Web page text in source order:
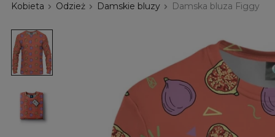
Kobieta Odzież Damskie bluzy Damska bluza Figgy
Damska
bluza
Figgy
bluza
Figgy